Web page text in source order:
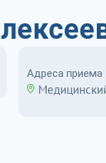
Адреса приема